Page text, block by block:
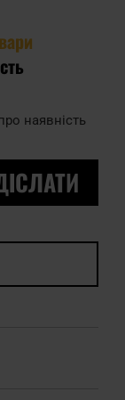
наявність